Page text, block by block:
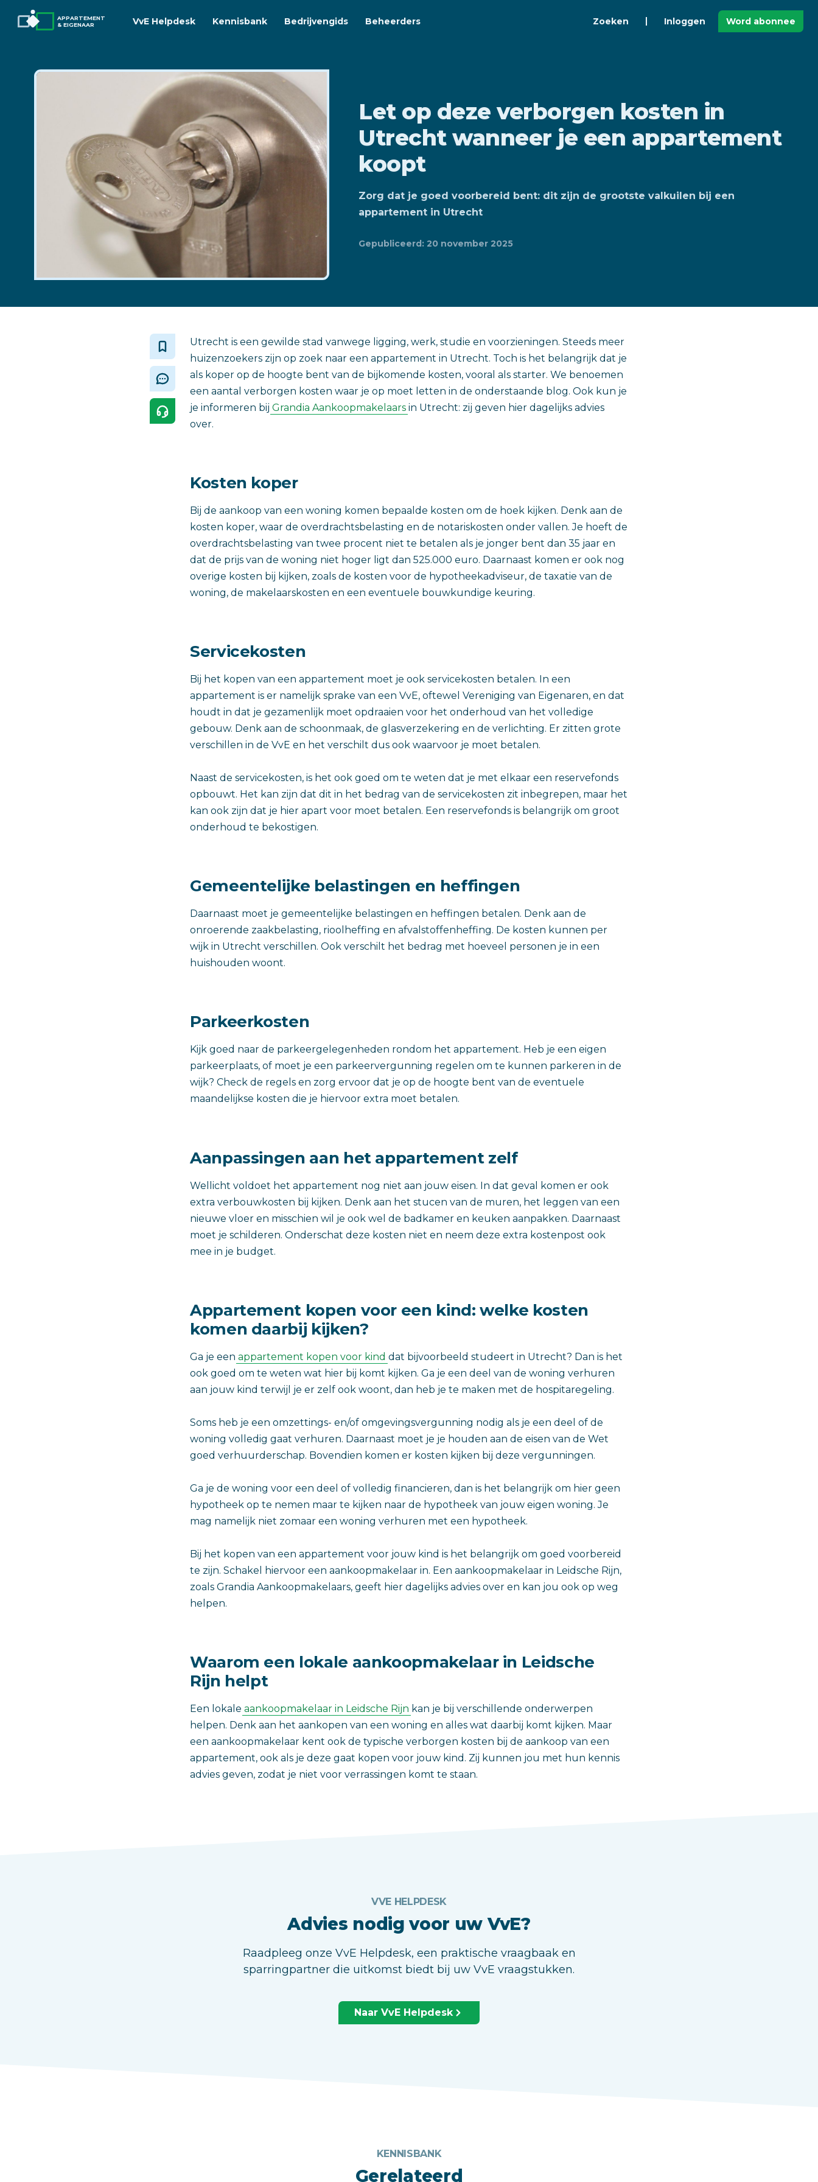
APPARTEMENT
& EIGENAAR
VvE Helpdesk Kennisbank Bedrijvengids Beheerders Zoeken Inloggen Word abonnee
Let op deze verborgen kosten in
Utrecht wanneer je een appartement
koopt
Zorg dat je goed voorbereid bent: dit zijn de grootste valkuilen bij een
appartement in Utrecht
Gepubliceerd: 20 november 2025
Utrecht is een gewilde stad vanwege ligging, werk, studie en voorzieningen. Steeds meer
huizenzoekers zijn op zoek naar een appartement in Utrecht. Toch is het belangrijk dat je
als koper op de hoogte bent van de bijkomende kosten, vooral als starter. We benoemen
een aantal verborgen kosten waar je op moet letten in de onderstaande blog. Ook kun je
je informeren bij Grandia Aankoopmakelaars in Utrecht: zij geven hier dagelijks advies
over.
Kosten koper
Bij de aankoop van een woning komen bepaalde kosten om de hoek kijken. Denk aan de
kosten koper, waar de overdrachtsbelasting en de notariskosten onder vallen. Je hoeft de
overdrachtsbelasting van twee procent niet te betalen als je jonger bent dan 35 jaar en
dat de prijs van de woning niet hoger ligt dan 525.000 euro. Daarnaast komen er ook nog
overige kosten bij kijken, zoals de kosten voor de hypotheekadviseur, de taxatie van de
woning, de makelaarskosten en een eventuele bouwkundige keuring.
Servicekosten
Bij het kopen van een appartement moet je ook servicekosten betalen. In een
appartement is er namelijk sprake van een VvE, oftewel Vereniging van Eigenaren, en dat
houdt in dat je gezamenlijk moet opdraaien voor het onderhoud van het volledige
gebouw. Denk aan de schoonmaak, de glasverzekering en de verlichting. Er zitten grote
verschillen in de VvE en het verschilt dus ook waarvoor je moet betalen.
Naast de servicekosten, is het ook goed om te weten dat je met elkaar een reservefonds
opbouwt. Het kan zijn dat dit in het bedrag van de servicekosten zit inbegrepen, maar het
kan ook zijn dat je hier apart voor moet betalen. Een reservefonds is belangrijk om groot
onderhoud te bekostigen.
Gemeentelijke belastingen en heffingen
Daarnaast moet je gemeentelijke belastingen en heffingen betalen. Denk aan de
onroerende zaakbelasting, rioolheffing en afvalstoffenheffing. De kosten kunnen per
wijk in Utrecht verschillen. Ook verschilt het bedrag met hoeveel personen je in een
huishouden woont.
Parkeerkosten
Kijk goed naar de parkeergelegenheden rondom het appartement. Heb je een eigen
parkeerplaats, of moet je een parkeervergunning regelen om te kunnen parkeren in de
wijk? Check de regels en zorg ervoor dat je op de hoogte bent van de eventuele
maandelijkse kosten die je hiervoor extra moet betalen.
Aanpassingen aan het appartement zelf
Wellicht voldoet het appartement nog niet aan jouw eisen. In dat geval komen er ook
extra verbouwkosten bij kijken. Denk aan het stucen van de muren, het leggen van een
nieuwe vloer en misschien wil je ook wel de badkamer en keuken aanpakken. Daarnaast
moet je schilderen. Onderschat deze kosten niet en neem deze extra kostenpost ook
mee in je budget.
Appartement kopen voor een kind: welke kosten
komen daarbij kijken?
Ga je een appartement kopen voor kind dat bijvoorbeeld studeert in Utrecht? Dan is het
ook goed om te weten wat hier bij komt kijken. Ga je een deel van de woning verhuren
aan jouw kind terwijl je er zelf ook woont, dan heb je te maken met de hospitaregeling.
Soms heb je een omzettings- en/of omgevingsvergunning nodig als je een deel of de
woning volledig gaat verhuren. Daarnaast moet je je houden aan de eisen van de Wet
goed verhuurderschap. Bovendien komen er kosten kijken bij deze vergunningen.
Ga je de woning voor een deel of volledig financieren, dan is het belangrijk om hier geen
hypotheek op te nemen maar te kijken naar de hypotheek van jouw eigen woning. Je
mag namelijk niet zomaar een woning verhuren met een hypotheek.
Bij het kopen van een appartement voor jouw kind is het belangrijk om goed voorbereid
te zijn. Schakel hiervoor een aankoopmakelaar in. Een aankoopmakelaar in Leidsche Rijn,
zoals Grandia Aankoopmakelaars, geeft hier dagelijks advies over en kan jou ook op weg
helpen.
Waarom een lokale aankoopmakelaar in Leidsche
Rijn helpt
Een lokale aankoopmakelaar in Leidsche Rijn kan je bij verschillende onderwerpen
helpen. Denk aan het aankopen van een woning en alles wat daarbij komt kijken. Maar
een aankoopmakelaar kent ook de typische verborgen kosten bij de aankoop van een
appartement, ook als je deze gaat kopen voor jouw kind. Zij kunnen jou met hun kennis
advies geven, zodat je niet voor verrassingen komt te staan.
VVE HELPDESK
Advies nodig voor uw VvE?
Raadpleeg onze VvE Helpdesk, een praktische vraagbaak en
sparringpartner die uitkomst biedt bij uw VvE vraagstukken.
Naar VvE Helpdesk
KENNISBANK
Gerelateerd